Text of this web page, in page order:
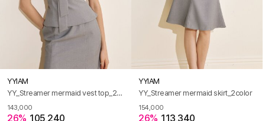
YYIAM
YY_Streamer mermaid vest top_2color
143,000
26% 105,240
YYIAM
YY_Streamer mermaid skirt_2color
154,000
26% 113,340